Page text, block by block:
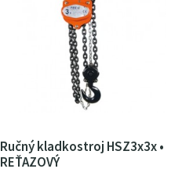
Ručný kladkostroj HSZ3x3x •
REŤAZOVÝ